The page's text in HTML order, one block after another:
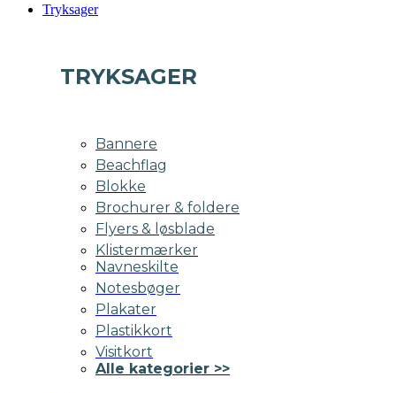
Tryksager
TRYKSAGER
Bannere
Beachflag
Blokke
Brochurer & foldere
Flyers & løsblade
Klistermærker
Navneskilte
Notesbøger
Plakater
Plastikkort
Visitkort
Alle kategorier >>